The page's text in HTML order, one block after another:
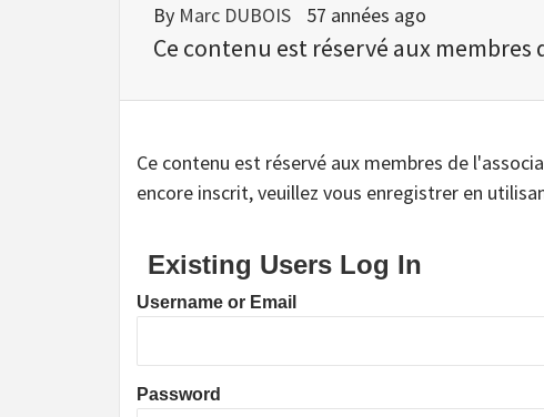
By Marc DUBOIS 57 années ago
Ce contenu est réservé aux membres
Ce contenu est réservé aux membres de
encore inscrit, veuillez vous enregistrer en
Existing Users Log In
Username or Email
Password